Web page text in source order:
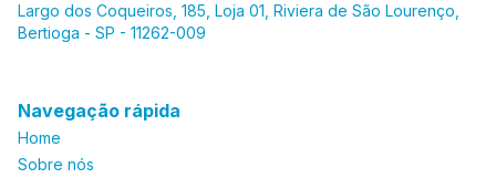
Largo dos Coqueiros, 185, Loja 01, Riviera de São Lourenço,
Bertioga - SP - 11262-009
Navegação rápida
Home
Sobre nós